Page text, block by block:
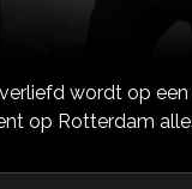
wordt op
op Rotterdam